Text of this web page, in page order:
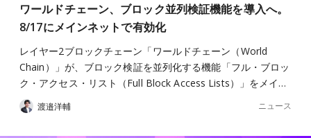
ワールドチェーン、ブロック並列検証機能を導入へ。
8/17にメインネットで有効化
レイヤー2ブロックチェーン「ワールドチェーン（World
Chain）」が、ブロック検証を並列化する機能「フル・ブロッ
ク・アクセス・リスト（Full Block Access Lists）」をメイ…
渡邉洋輔 ニュース